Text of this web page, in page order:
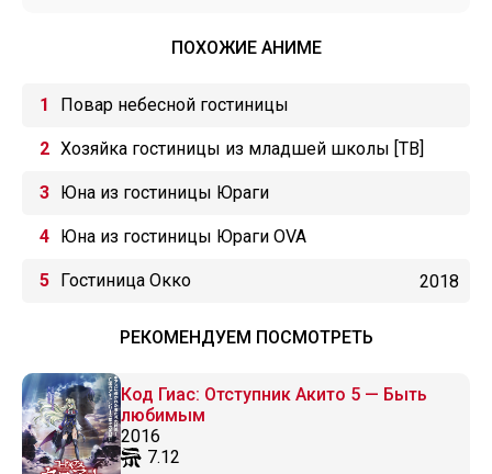
ПОХОЖИЕ АНИМЕ
Повар небесной гостиницы
Хозяйка гостиницы из младшей школы [ТВ]
Юна из гостиницы Юраги
Юна из гостиницы Юраги OVA
Гостиница Окко 2018
РЕКОМЕНДУЕМ ПОСМОТРЕТЬ
Код Гиас: Отступник Акито 5 — Быть
любимым
2016
7.12